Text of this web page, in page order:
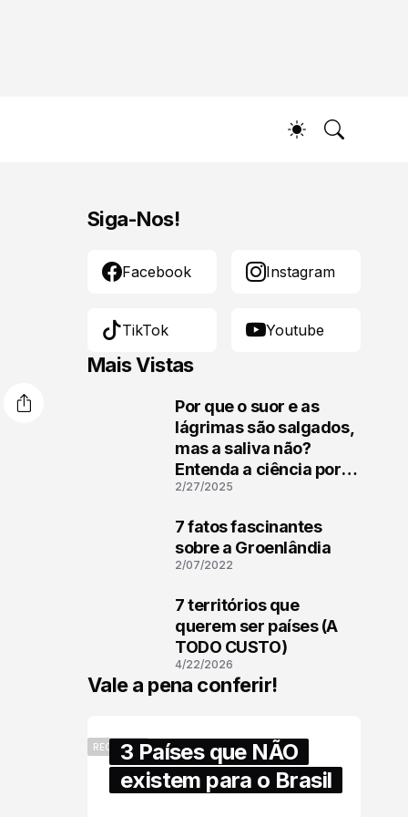
Siga-Nos!
Facebook Instagram
TikTok Youtube
Mais Vistas
Por que o suor e as
lágrimas são salgados,
mas a saliva não?
Entenda a ciência por
trás
2/27/2025
7 fatos fascinantes
sobre a Groenlândia
2/07/2022
7 territórios que
querem ser países (A
TODO CUSTO)
4/22/2026
Vale a pena conferir!
RECENTES3 Países que NÃO
existem para o Brasil